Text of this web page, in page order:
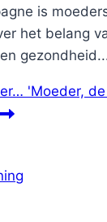
is
het belang
'Moeder,